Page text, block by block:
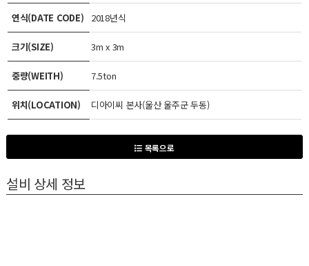
연식(DATE CODE) 2018년식
크기(SIZE) 3m x 3m
중량(WEITH) 7.5ton
위치(LOCATION) 디아이씨 본사(울산 울주군 두동)
목록으로
설비 상세 정보